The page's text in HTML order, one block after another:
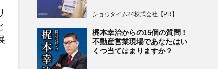
ショウタイム24株式会社【PR】
梶本幸治からの15個の質問！
不動産営業現場であなたはい
くつ当てはまりますか？